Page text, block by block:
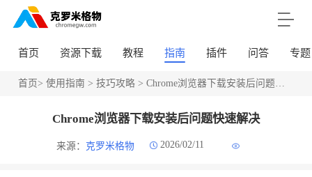
首页 资源下载 教程 指南 插件 问答 专题
首页> 使用指南 > 技巧攻略> Chrome浏览器下载安装后问题快速解决
Chrome浏览器下载安装后问题快速解决
来源： 克罗米格物 2026/02/11